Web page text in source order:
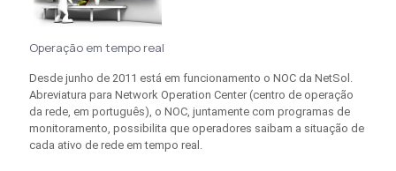
Operação em tempo real
Desde junho de 2011 está em funcionamento o NOC da NetSol.
Abreviatura para Network Operation Center (centro de operação
da rede, em português), o NOC, juntamente com programas de
monitoramento, possibilita que operadores saibam a situação de
cada ativo de rede em tempo real.